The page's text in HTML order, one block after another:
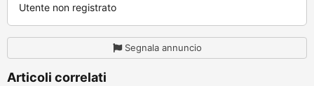
Utente non registrato
Segnala annuncio
Articoli correlati